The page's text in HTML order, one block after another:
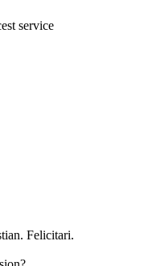
service
Felicitari.